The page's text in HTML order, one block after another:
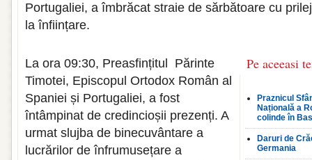
Portugaliei, a îmbrăcat straie de sărbătoare cu
la înființare.
Pe aceeasi
Praznicul
Națională a
colinde în
Daruri de
Germania
La ora 09:30, Preasfințitul Părinte
Timotei, Episcopul Ortodox Român al
Spaniei și Portugaliei, a fost
întâmpinat de credincioșii prezenți. A
urmat slujba de binecuvântare a
lucrărilor de înfrumusețare a